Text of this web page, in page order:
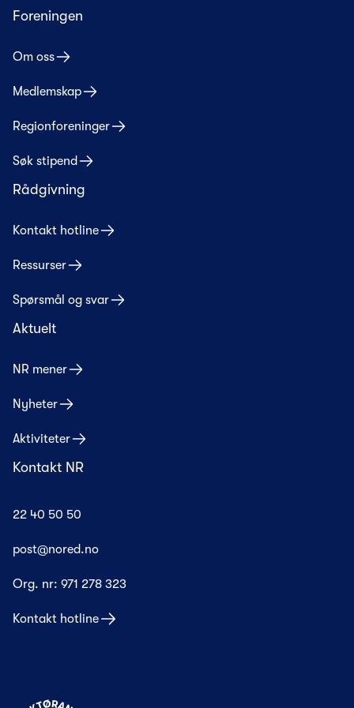
Foreningen
Om oss
Medlemskap
Regionforeninger
Søk stipend
Rådgivning
Kontakt hotline
Ressurser
Spørsmål og svar
Aktuelt
NR mener
Nyheter
Aktiviteter
Kontakt NR
22 40 50 50
post@nored.no
Org. nr: 971 278 323
Kontakt hotline